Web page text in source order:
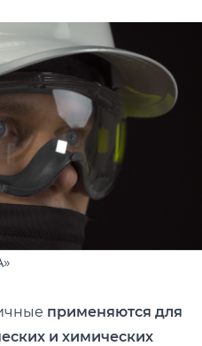
применяются для
и химических